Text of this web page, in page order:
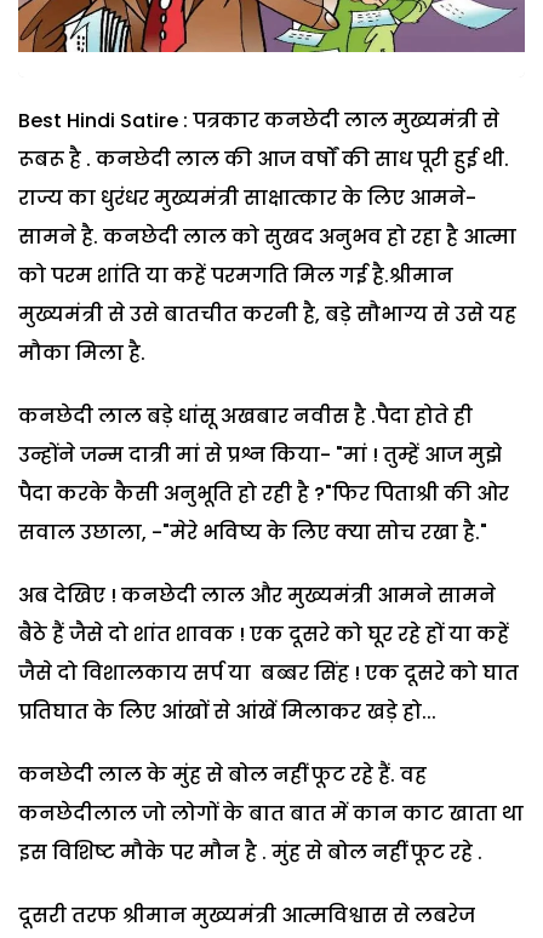
Best Hindi Satire : पत्रकार कनछेदी लाल मुख्यमंत्री से
रूबरू है . कनछेदी लाल की आज वर्षों की साध पूरी हुई थी.
राज्य का धुरंधर मुख्यमंत्री साक्षात्कार के लिए आमने-
सामने है. कनछेदी लाल को सुखद अनुभव हो रहा है आत्मा
को परम शांति या कहें परमगति मिल गई है.श्रीमान
मुख्यमंत्री से उसे बातचीत करनी है, बड़े सौभाग्य से उसे यह
मौका मिला है.
कनछेदी लाल बड़े धांसू अखबार नवीस है .पैदा होते ही
उन्होंने जन्म दात्री मां से प्रश्न किया- "मां ! तुम्हें आज मुझे
पैदा करके कैसी अनुभूति हो रही है ?"फिर पिताश्री की ओर
सवाल उछाला, -"मेरे भविष्य के लिए क्या सोच रखा है."
अब देखिए ! कनछेदी लाल और मुख्यमंत्री आमने सामने
बैठे हैं जैसे दो शांत शावक ! एक दूसरे को घूर रहे हों या कहें
जैसे दो विशालकाय सर्प या बब्बर सिंह ! एक दूसरे को घात
प्रतिघात के लिए आंखों से आंखें मिलाकर खड़े हो...
कनछेदी लाल के मुंह से बोल नहीं फूट रहे हैं. वह
कनछेदीलाल जो लोगों के बात बात में कान काट खाता था
इस विशिष्ट मौके पर मौन है . मुंह से बोल नहीं फूट रहे .
दूसरी तरफ श्रीमान मुख्यमंत्री आत्मविश्वास से लबरेज